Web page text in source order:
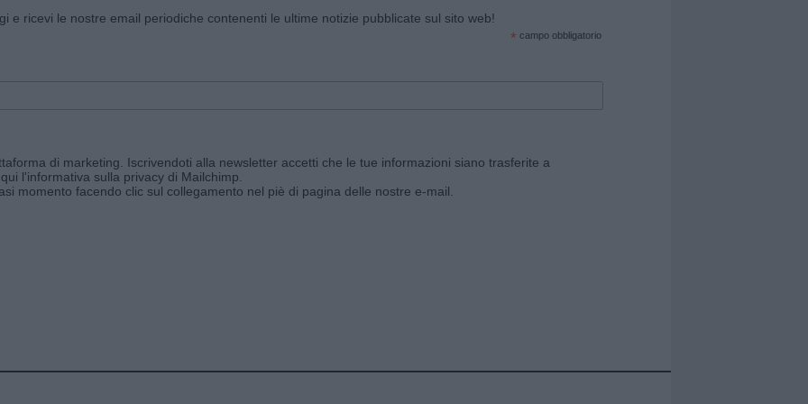
e ricevi le nostre email periodiche contenenti le ultime notizie pubblicate sul sito web!
* campo obbligatorio
di marketing. Iscrivendoti alla newsletter accetti che le tue informazioni siano trasferite a
l'informativa sulla privacy di Mailchimp
momento facendo clic sul collegamento nel piè di pagina delle nostre e-mail.